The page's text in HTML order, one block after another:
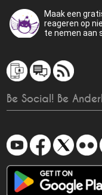
Maak een
reageren op
te nemen aan
Be Social! Be